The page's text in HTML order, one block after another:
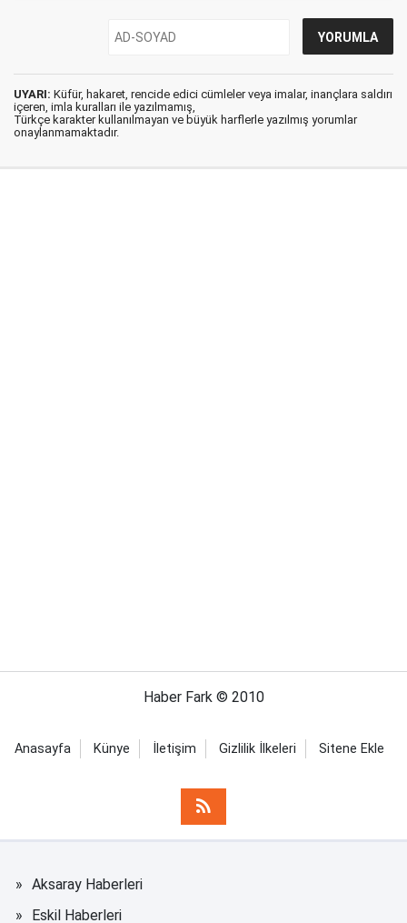
UYARI: Küfür, hakaret, rencide edici cümleler veya imalar, inançlara saldırı
içeren, imla kuralları ile yazılmamış,
Türkçe karakter kullanılmayan ve büyük harflerle yazılmış yorumlar
onaylanmamaktadır.
Haber Fark © 2010
Anasayfa Künye İletişim Gizlilik İlkeleri Sitene Ekle
Aksaray Haberleri
Eskil Haberleri